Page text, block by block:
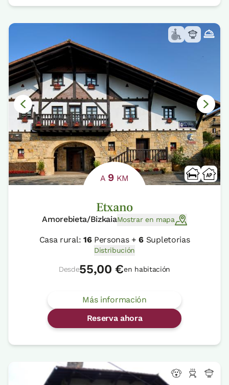
A 9 KM
Etxano
Amorebieta/BizkaiaMostrar en mapa
Casa rural: 16Personas +6 Supletorias
Distribución
Desde55,00 €en habitación
Más información
Reserva ahora